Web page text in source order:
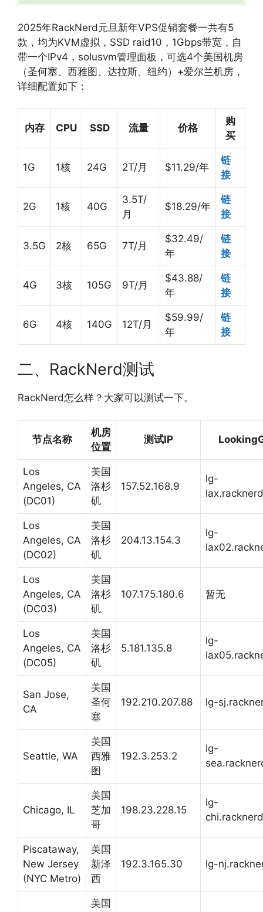
2025年RackNerd元旦新年VPS促销套餐一共有5
款，均为KVM虚拟，SSD raid10，1Gbps带宽，自
带一个IPv4，solusvm管理面板，可选4个美国机房
（圣何塞、西雅图、达拉斯、纽约）+爱尔兰机房，
详细配置如下：
内存 CPU SSD 流量 价格
购
买
1G 1核 24G 2T/月 $11.29/年
链
接
2G 1核 40G
3.5T/
月
$18.29/年
链
接
3.5G 2核 65G 7T/月
$32.49/
年
链
接
4G 3核 105G 9T/月
$43.88/
年
链
接
6G 4核 140G 12T/月
$59.99/
年
链
接
二、RackNerd测试
RackNerd怎么样？大家可以测试一下。
节点名称
机房
位置
测试IP
Los
Angeles, CA
(DC01)
美国
洛杉
矶
157.52.168.9
lg-
Los
Angeles, CA
(DC02)
美国
洛杉
矶
204.13.154.3
lg-
Los
Angeles, CA
(DC03)
美国
洛杉
矶
107.175.180.6 暂无
Los
Angeles, CA
(DC05)
美国
洛杉
矶
5.181.135.8
lg-
San Jose,
CA
美国
圣何
塞
192.210.207.88 lg-
Seattle, WA
美国
西雅
图
192.3.253.2
lg-
Chicago, IL
美国
芝加
哥
198.23.228.15
lg-
Piscataway,
New Jersey
(NYC Metro)
美国
新泽
西
192.3.165.30 lg-
美国